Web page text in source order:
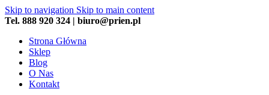
Skip to navigation Skip to main content
Tel. 888 920 324 | biuro@prien.pl
Strona Główna
Sklep
Blog
O Nas
Kontakt